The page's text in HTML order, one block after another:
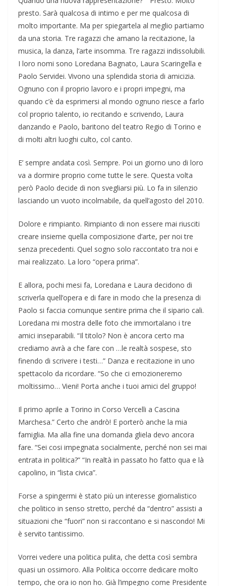
presto. Sarà qualcosa di intimo e per me qualcosa di
molto importante. Ma per spiegartela al meglio partiamo
da una storia. Tre ragazzi che amano la recitazione, la
musica, la danza, l’arte insomma. Tre ragazzi indissolubili.
I loro nomi sono Loredana Bagnato, Laura Scaringella e
Paolo Servidei. Vivono una splendida storia di amicizia.
Ognuno con il proprio lavoro e i propri impegni, ma
quando c’è da esprimersi al mondo ognuno riesce a farlo
col proprio talento, io recitando e scrivendo, Laura
danzando e Paolo, baritono del teatro Regio di Torino e
di molti altri luoghi culto, col canto.
E’ sempre andata così. Sempre. Poi un giorno uno di loro
va a dormire proprio come tutte le sere. Questa volta
però Paolo decide di non svegliarsi più. Lo fa in silenzio
lasciando un vuoto incolmabile, da quell’agosto del 2010.
Dolore e rimpianto. Rimpianto di non essere mai riusciti
creare insieme quella composizione d’arte, per noi tre
senza precedenti. Quel sogno solo raccontato tra noi e
mai realizzato. La loro “opera prima”.
E allora, pochi mesi fa, Loredana e Laura decidono di
scriverla quell’opera e di fare in modo che la presenza di
Paolo si faccia comunque sentire prima che il sipario cali.
Loredana mi mostra delle foto che immortalano i tre
amici inseparabili. “Il titolo? Non è ancora certo ma
crediamo avrà a che fare con …le realtà sospese, sto
finendo di scrivere i testi…” Danza e recitazione in uno
spettacolo da ricordare. “So che ci emozioneremo
moltissimo… Vieni! Porta anche i tuoi amici del gruppo!
Il primo aprile a Torino in Corso Vercelli a Cascina
Marchesa.” Certo che andrò! E porterò anche la mia
famiglia. Ma alla fine una domanda gliela devo ancora
fare. “Sei cosi impegnata socialmente, perché non sei mai
entrata in politica?” “In realtà in passato ho fatto qua e là
capolino, in “lista civica”.
Forse a spingermi è stato più un interesse giornalistico
che politico in senso stretto, perché da “dentro” assisti a
situazioni che “fuori” non si raccontano e si nascondo! Mi
è servito tantissimo.
Vorrei vedere una politica pulita, che detta così sembra
quasi un ossimoro. Alla Politica occorre dedicare molto
tempo, che ora io non ho. Già l’impegno come Presidente